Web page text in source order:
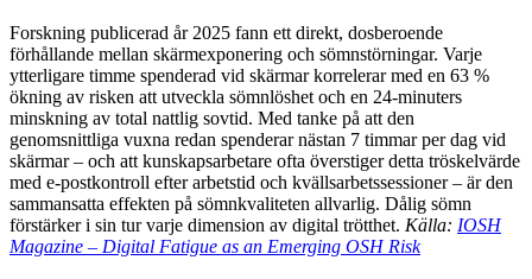
Forskning publicerad år 2025 fann ett direkt, dosberoende
förhållande mellan skärmexponering och sömnstörningar. Varje
ytterligare timme spenderad vid skärmar korrelerar med en 63 %
ökning av risken att utveckla sömnlöshet och en 24-minuters
minskning av total nattlig sovtid. Med tanke på att den
genomsnittliga vuxna redan spenderar nästan 7 timmar per dag vid
skärmar – och att kunskapsarbetare ofta överstiger detta tröskelvärde
med e-postkontroll efter arbetstid och kvällsarbetssessioner – är den
sammansatta effekten på sömnkvaliteten allvarlig. Dålig sömn
förstärker i sin tur varje dimension av digital trötthet. Källa: IOSH
Magazine – Digital Fatigue as an Emerging OSH Risk